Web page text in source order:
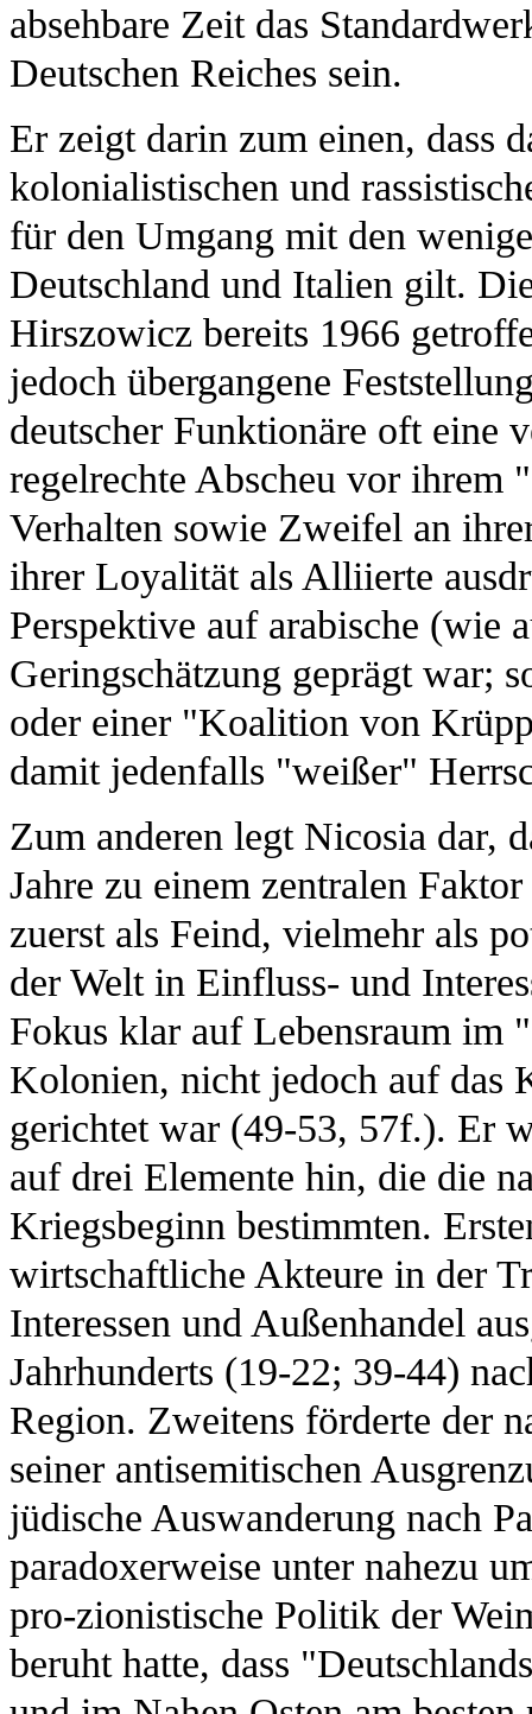
absehbare Zeit das
Deutschen Reiches sein.
Er zeigt darin zum einen, dass
kolonialistischen und
für den Umgang mit den
Deutschland und Italien gilt.
Hirszowicz bereits 1966
jedoch übergangene
deutscher Funktionäre oft eine
regelrechte Abscheu vor ihrem
Verhalten sowie Zweifel an
ihrer Loyalität als Alliierte
Perspektive auf arabische (wie
Geringschätzung geprägt war;
oder einer "Koalition von
damit jedenfalls "weißer"
Zum anderen legt Nicosia dar,
Jahre zu einem zentralen
zuerst als Feind, vielmehr als
der Welt in Einfluss- und
Fokus klar auf Lebensraum im
Kolonien, nicht jedoch auf das
gerichtet war (49-53, 57f.). Er
auf drei Elemente hin, die die
Kriegsbeginn bestimmten.
wirtschaftliche Akteure in der
Interessen und Außenhandel
Jahrhunderts (19-22; 39-44)
Region. Zweitens förderte der
seiner antisemitischen
jüdische Auswanderung nach
paradoxerweise unter nahezu
pro-zionistische Politik der
beruht hatte, dass